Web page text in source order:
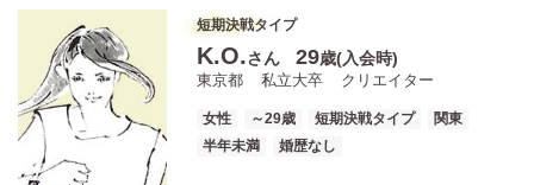
短期決戦タイプ
K.O.さん 29歳(入会時)
東京都 私立大卒 クリエイター
女性 ～29歳 短期決戦タイプ
関東
半年未満
婚歴なし